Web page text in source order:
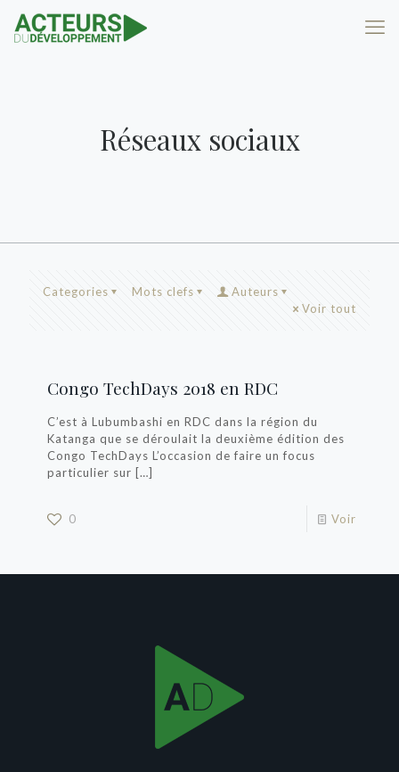
Réseaux sociaux
Categories Mots clefs
Auteurs
Voir tout
Congo TechDays 2018 en RDC
C’est à Lubumbashi en RDC dans la région du
Katanga que se déroulait la deuxième édition des
Congo TechDays L’occasion de faire un focus
particulier sur […]
0 Voir